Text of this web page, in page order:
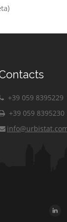
+39 059 8395229
+39 059 8395230